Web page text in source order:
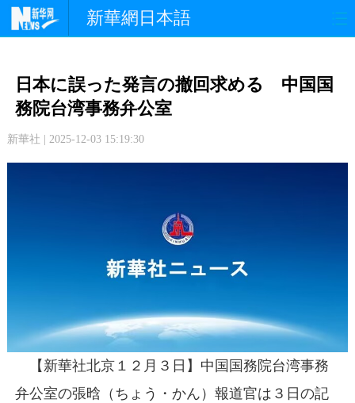
新華網日本語
文 化 観 光
中日交流
日本に誤った発言の撤回求める 中国国
務院台湾事務弁公室
新華社 | 2025-12-03 15:19:30
【新華社北京１２月３日】中国国務院台湾事務
弁公室の張晗（ちょう・かん）報道官は３日の記